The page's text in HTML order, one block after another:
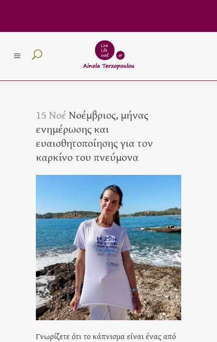
15 ΝοέΝοέμβριος, μήνας
ενημέρωσης και
ευαισθητοποίησης για τον
καρκίνο του πνεύμονα
Γνωρίζετε ότι το κάπνισμα είναι ένας από